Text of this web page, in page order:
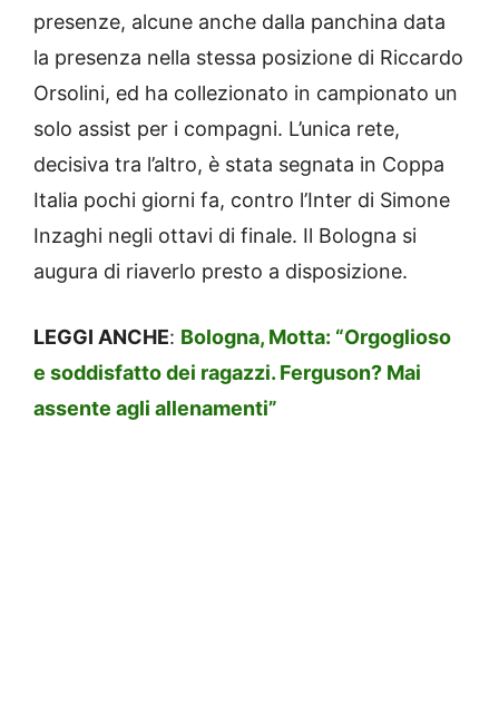
presenze, alcune anche dalla panchina data
la presenza nella stessa posizione di Riccardo
Orsolini, ed ha collezionato in campionato un
solo assist per i compagni. L’unica rete,
decisiva tra l’altro, è stata segnata in Coppa
Italia pochi giorni fa, contro l’Inter di Simone
Inzaghi negli ottavi di finale. Il Bologna si
augura di riaverlo presto a disposizione.
LEGGI ANCHE: Bologna, Motta: “Orgoglioso
e soddisfatto dei ragazzi. Ferguson? Mai
assente agli allenamenti”